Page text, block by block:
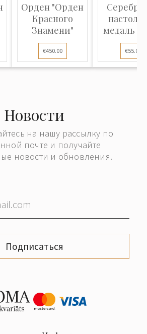
Орден "Орден
Красного
Знамени"
€450.00
медаль
€55.00
Новости
на нашу рассылку по
почте и получайте
новости и обновления.
Подписаться